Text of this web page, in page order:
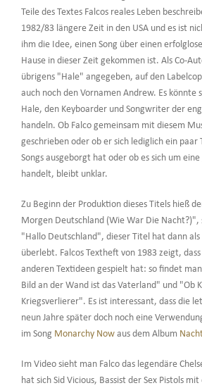
Teile des Textes Falcos reales Leben
1982/83 längere Zeit in den USA und es ist
ihm die Idee, einen Song über einen
Hause in dieser Zeit gekommen ist. Als Co-
übrigens "Hale" angegeben, auf den
auch noch den Vornamen Andrew. Es könnte
Hale, den Keyboarder und Songwriter der
handeln. Ob Falco gemeinsam mit diesem
geschrieben oder ob er sich lediglich ein paar
Songs ausgeborgt hat oder ob es sich um
handelt, bleibt unklar.
Zu Beginn der Produktion dieses Titels hieß
Morgen Deutschland (Wie War Die Nacht?)",
"Hallo Deutschland", dieser Titel hat dann
überlebt. Falcos Textheft von 1983 zeigt,
anderen Textideen gespielt hat: so findet
Bild an der Wand ist das Vaterland" und "Ob
Kriegsverlierer". Es ist interessant, dass die
neun Jahre später doch noch eine
im Song Monarchy Nowaus dem Album
Im Video sieht man Falco das legendäre
hat sich Sid Vicious, Bassist der Sex Pistols